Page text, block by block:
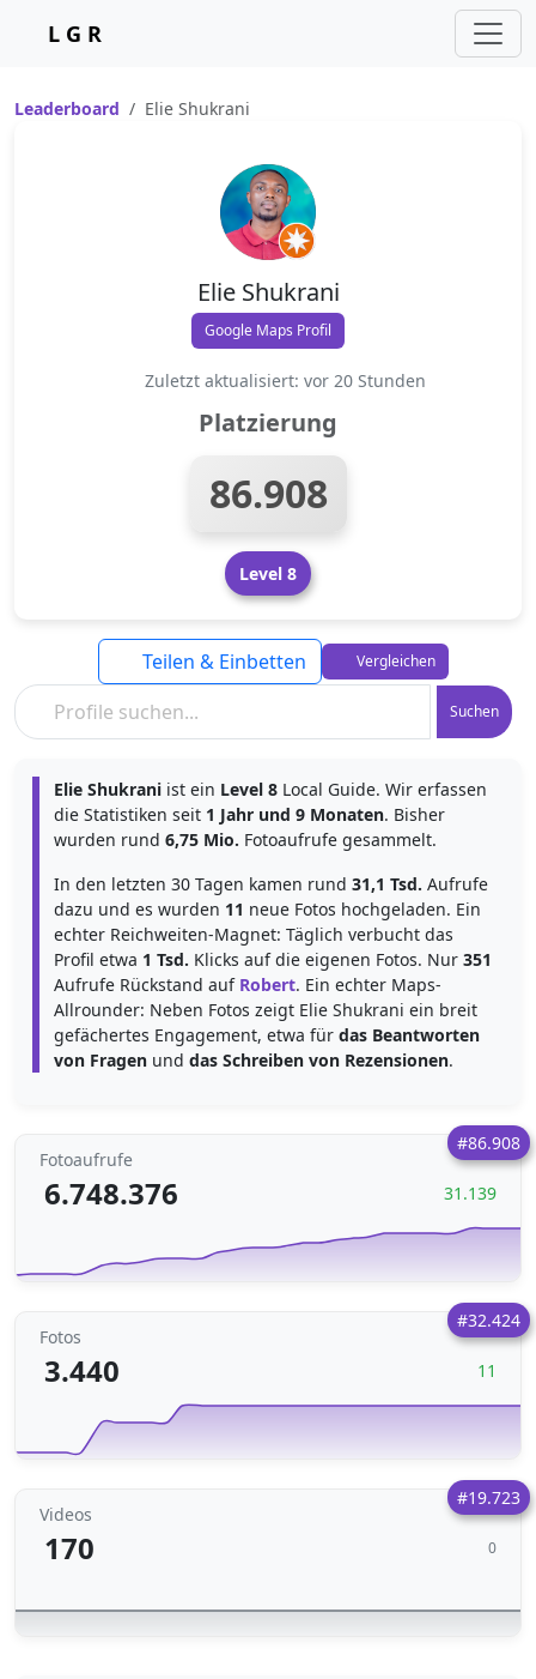
L G R
Leaderboard Elie Shukrani
Elie Shukrani
Google Maps Profil
Zuletzt aktualisiert: vor 20 Stunden
Platzierung
86.908
Level 8
Suchen
Teilen & Einbetten Vergleichen
Elie Shukrani ist ein Level 8 Local Guide. Wir erfassen
die Statistiken seit 1 Jahr und 9 Monaten. Bisher
wurden rund 6,75 Mio. Fotoaufrufe gesammelt.
In den letzten 30 Tagen kamen rund 31,1 Tsd. Aufrufe
dazu und es wurden 11 neue Fotos hochgeladen. Ein
echter Reichweiten-Magnet: Täglich verbucht das
Profil etwa 1 Tsd. Klicks auf die eigenen Fotos. Nur 351
Aufrufe Rückstand auf Robert. Ein echter Maps-
Allrounder: Neben Fotos zeigt Elie Shukrani ein breit
gefächertes Engagement, etwa für das Beantworten
von Fragen und das Schreiben von Rezensionen.
#86.908
Fotoaufrufe
6.748.376 31.139
#32.424
Fotos
3.440 11
#19.723
Videos
170 0